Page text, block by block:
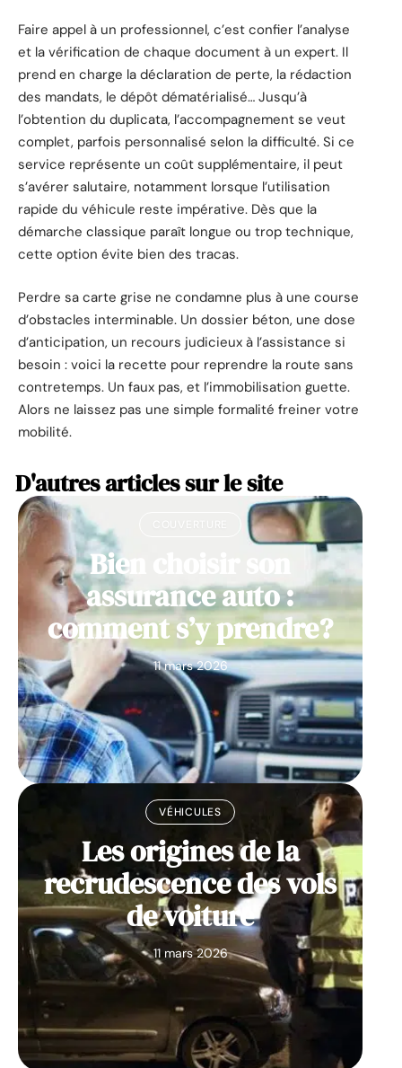
Faire appel à un professionnel, c’est confier l’analyse
et la vérification de chaque document à un expert. Il
prend en charge la déclaration de perte, la rédaction
des mandats, le dépôt dématérialisé… Jusqu’à
l’obtention du duplicata, l’accompagnement se veut
complet, parfois personnalisé selon la difficulté. Si ce
service représente un coût supplémentaire, il peut
s’avérer salutaire, notamment lorsque l’utilisation
rapide du véhicule reste impérative. Dès que la
démarche classique paraît longue ou trop technique,
cette option évite bien des tracas.
Perdre sa carte grise ne condamne plus à une course
d’obstacles interminable. Un dossier béton, une dose
d’anticipation, un recours judicieux à l’assistance si
besoin : voici la recette pour reprendre la route sans
contretemps. Un faux pas, et l’immobilisation guette.
Alors ne laissez pas une simple formalité freiner votre
mobilité.
D'autres articles sur le site
Bien choisir son
assurance auto :
comment s’y prendre?
11 mars 2026
VÉHICULES
Les origines de la
recrudescence des vols
de voiture
11 mars 2026